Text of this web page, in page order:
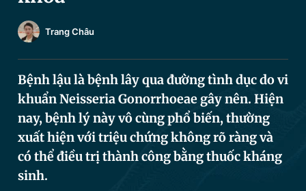
Đọc Thanh Niên trên điện thoại
Trang Châu
Bệnh lậu là bệnh lây qua đường tình dục do vi
khuẩn Neisseria Gonorrhoeae gây nên. Hiện
nay, bệnh lý này vô cùng phổ biến, thường
xuất hiện với triệu chứng không rõ ràng và
có thể điều trị thành công bằng thuốc kháng
sinh.